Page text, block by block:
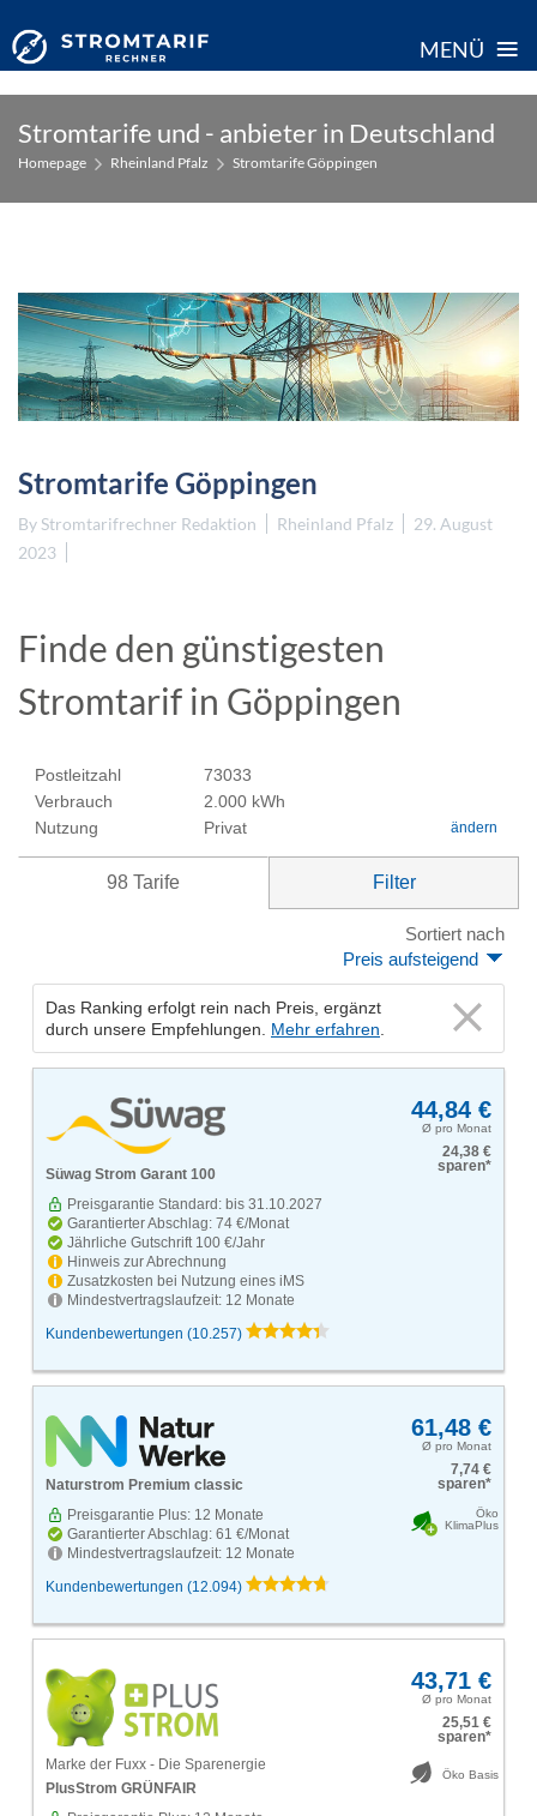
MENÜ ≡
content
Stromtarife und - anbieter in Deutschland
Homepage Rheinland Pfalz Stromtarife Göppingen
Stromtarife Göppingen
By Stromtarifrechner Redaktion Rheinland Pfalz
29. August
2023
Finde den günstigesten
Stromtarif in Göppingen